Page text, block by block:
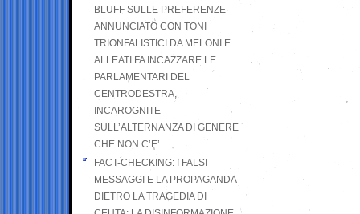
BLUFF SULLE PREFERENZE
ANNUNCIATO CON TONI
TRIONFALISTICI DA MELONI E
ALLEATI FA INCAZZARE LE
PARLAMENTARI DEL
CENTRODESTRA,
INCAROGNITE
SULL’ALTERNANZA DI GENERE
CHE NON C’E’
FACT-CHECKING: I FALSI
MESSAGGI E LA PROPAGANDA
DIETRO LA TRAGEDIA DI